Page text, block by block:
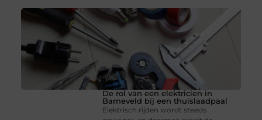
De rol van een elektricien in
Barneveld bij een thuislaadpaal
Elektrisch rijden wordt steeds